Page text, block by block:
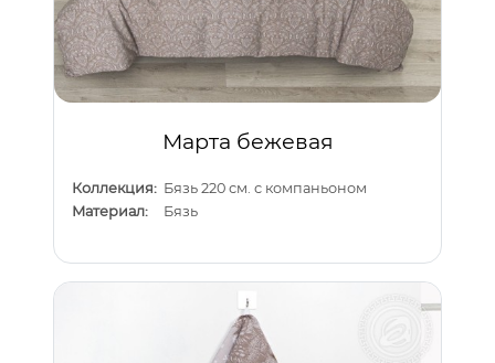
Марта бежевая
Коллекция: Бязь 220 см. с компаньоном
Материал:
Бязь